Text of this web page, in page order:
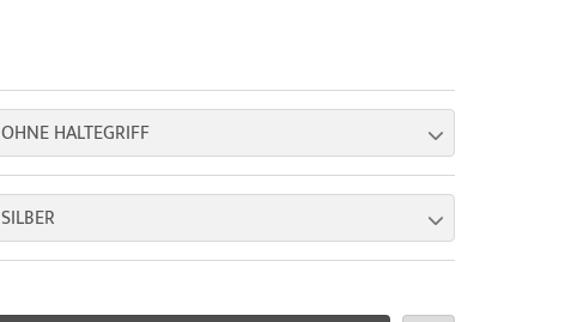
OHNE HALTEGRIFF
SILBER